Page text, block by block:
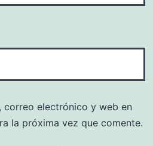
correo electrónico y web en
la próxima vez que comente.